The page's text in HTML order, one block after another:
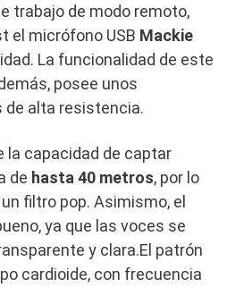
trabajo de modo remoto,
el micrófono USB Mackie
La funcionalidad de este
posee unos
alta resistencia.
la capacidad de captar
de hasta 40 metros, por lo
filtro pop. Asimismo, el
ya que las voces se
y clara.El patrón
cardioide, con frecuencia